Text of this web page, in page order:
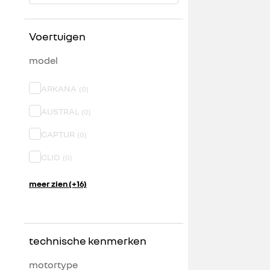
Voertuigen
model
ARKANA (0)
AUSTRAL (0)
CAPTUR (0)
CLIO (0)
meer zien (+16)
technische kenmerken
motortype